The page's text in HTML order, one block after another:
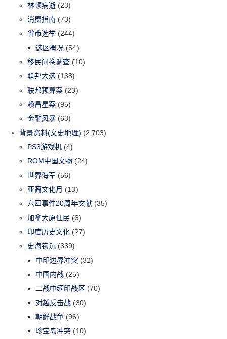
林顿病逝 (23)
消费指南 (73)
省市选举 (244)
选区概况 (54)
移民问卷调查 (10)
联邦大选 (138)
联邦预算案 (23)
赖昌星案 (95)
金融风暴 (63)
背景资料(文史地理) (2,703)
PS3游戏机 (4)
ROM中国文物 (24)
世界海军 (56)
亚裔文化月 (13)
六四事件20周年文献 (35)
加拿大原住民 (6)
印度历史文化 (27)
史海钩沉 (339)
中印边界冲突 (32)
中国内战 (25)
二战中缅印战区 (70)
对越反击战 (30)
朝鲜战争 (96)
珍宝岛冲突 (10)